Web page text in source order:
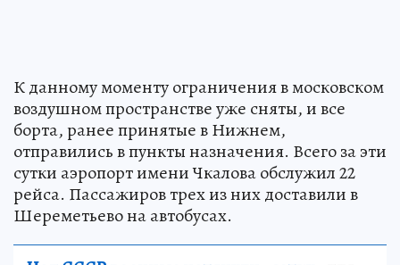
К данному моменту ограничения в московском
воздушном пространстве уже сняты, и все
борта, ранее принятые в Нижнем,
отправились в пункты назначения. Всего за эти
сутки аэропорт имени Чкалова обслужил 22
рейса. Пассажиров трех из них доставили в
Шереметьево на автобусах.